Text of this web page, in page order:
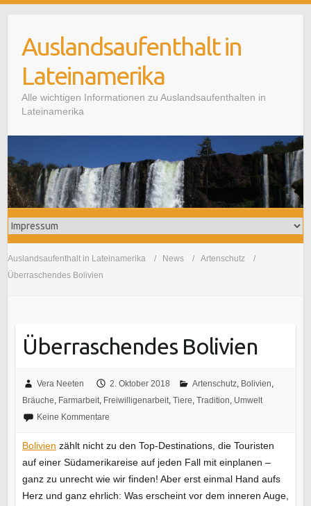
Auslandsaufenthalt in
Lateinamerika
Alle wichtigen Informationen zu Auslandsaufenthalten in
Lateinamerika
Auslandsaufenthalt in Lateinamerika News
Artenschutz
Überraschendes Bolivien
Überraschendes Bolivien
Vera Neeten 2. Oktober 2018 Artenschutz, Bolivien,
Bräuche, Farmarbeit, Freiwilligenarbeit, Tiere, Tradition, Umwelt
Keine Kommentare
Bolivien zählt nicht zu den Top-Destinations, die Touristen
auf einer Südamerikareise auf jeden Fall mit einplanen –
ganz zu unrecht wie wir finden! Aber erst einmal Hand aufs
Herz und ganz ehrlich: Was erscheint vor dem inneren Auge,